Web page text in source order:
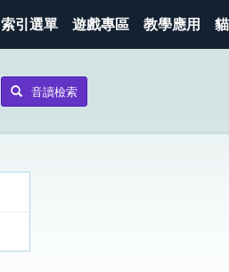
索引選單 遊戲專區 教學應用
音讀檢索